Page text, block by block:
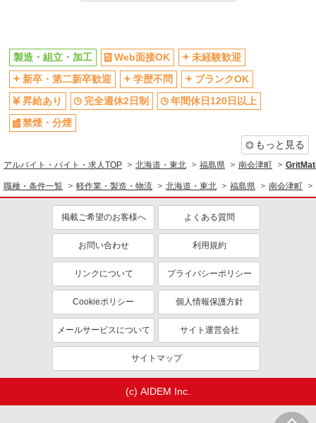
交通費支給
社会保険あり
社宅・寮あり
製造・組立・加工 Web面接OK
未経験歓迎
新卒・第二新卒歓迎
学歴不問
ブランクOK
昇給あり
完全週休2日制
年間休日120日以上
禁煙・分煙
もっと見る
アルバイト・バイト・求人TOP 北海道・東北 福島県 南会津町
職種・条件一覧 軽作業・製造・物流 北海道・東北 福島県 南会津町
掲載ご希望のお客様へ よくある質問
お問い合わせ 利用規約
リンクについて プライバシーポリシー
Cookieポリシー 個人情報保護方針
メールサービスについて サイト運営会社
サイトマップ
(c) AIDEM Inc.